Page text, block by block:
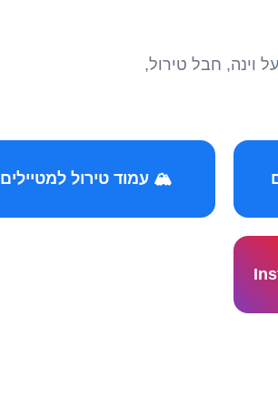
וינה, חבל טירול,
🏔️ עמוד טירול למטיילים